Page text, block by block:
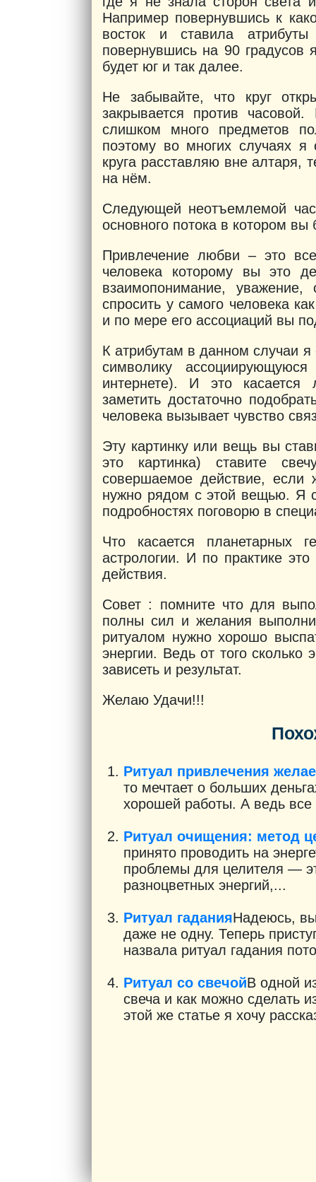
Например повернувшись к
восток и ставила
повернувшись на 90
будет юг и так далее.
Не забывайте, что круг
закрывается против
слишком много предметов
поэтому во многих случаях я
круга расставляю вне
на нём.
Следующей неотъемлемой
основного потока в котором
Привлечение любви – это
человека которому вы это
взаимопонимание,
спросить у самого человека
и по мере его ассоциаций вы
К атрибутам в данном случаи я
символику
интернете). И это
заметить достаточно
человека вызывает чувство
Эту картинку или вещь вы
это картинка) ставите
совершаемое действие, если
нужно рядом с этой вещью. Я
подробностях поговорю в
Что касается планетарных
астрологии. И по практике
действия.
Совет : помните что для
полны сил и желания
ритуалом нужно хорошо
энергии. Ведь от того сколько
зависеть и результат.
Желаю Удачи!!!
Ритуал привлечения
то мечтает о больших
хорошей работы. А ведь все
Ритуал очищения: метод
принято проводить на
проблемы для целителя —
разноцветных энергий,...
Ритуал гаданияНадеюсь,
даже не одну. Теперь
назвала ритуал гадания
Ритуал со свечойВ одной
свеча и как можно сделать
этой же статье я хочу